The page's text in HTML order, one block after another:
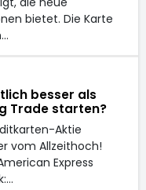
bietet. Die Karte
besser als
Trade starten?
Aktie
vom Allzeithoch!
Express